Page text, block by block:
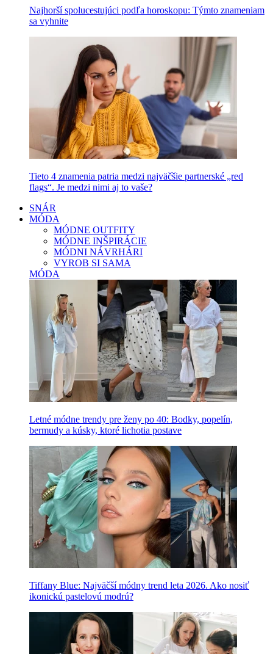
Najhorší spolucestujúci podľa horoskopu: Týmto znameniam
sa vyhnite
Tieto 4 znamenia patria medzi najväčšie partnerské „red
flags“. Je medzi nimi aj to vaše?
SNÁR
MÓDA
MÓDNE OUTFITY
MÓDNE INŠPIRÁCIE
MÓDNI NÁVRHÁRI
VYROB SI SAMA
MÓDA
Letné módne trendy pre ženy po 40: Bodky, popelín,
bermudy a kúsky, ktoré lichotia postave
Tiffany Blue: Najväčší módny trend leta 2026. Ako nosiť
ikonickú pastelovú modrú?